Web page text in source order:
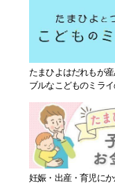
たまひよはだれもが
ブルなこどものミラ
妊娠・出産・育児に